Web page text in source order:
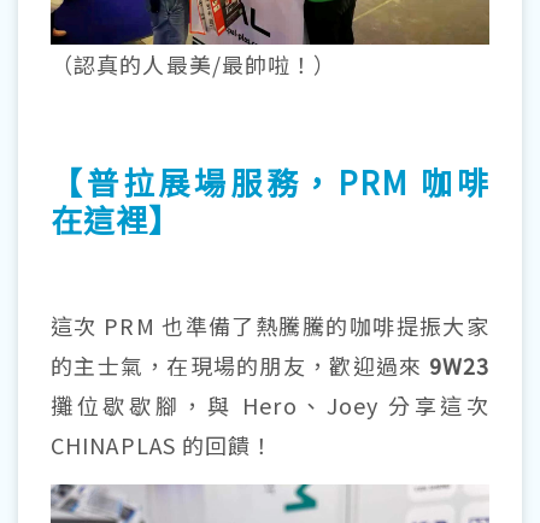
（認真的人最美/最帥啦！）
【普拉展場服務，PRM 咖啡
在這裡】
這次 PRM 也準備了熱騰騰的咖啡提振大家
的主士氣，在現場的朋友，歡迎過來 9W23
攤位歇歇腳，與 Hero、Joey 分享這次
CHINAPLAS 的回饋！